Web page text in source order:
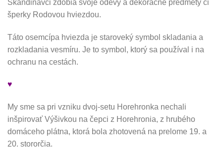
Škandinávci zdobia svoje odevy a dekoračné predmety či
šperky Rodovou hviezdou.
Táto osemcípa hviezda je staroveký symbol skladania a
rozkladania vesmíru. Je to symbol, ktorý sa používal i na
ochranu na cestách.
♥
My sme sa pri vzniku dvoj-setu Horehronka nechali
inšpirovať Výšivkou na čepci z Horehronia, z hrubého
domáceho plátna, ktorá bola zhotovená na prelome 19. a
20. stororčia.